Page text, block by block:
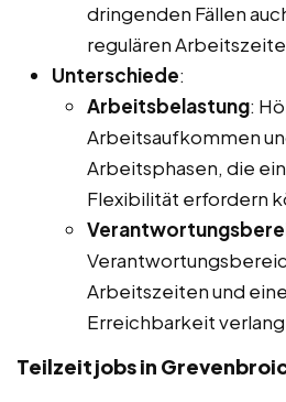
dringenden Fällen
regulären
Unterschiede:
Arbeitsbelastung:
Arbeitsaufkommen
Arbeitsphasen, die
Flexibilität erfordern
Arbeitszeiten und
Erreichbarkeit
Teilzeitjobs in